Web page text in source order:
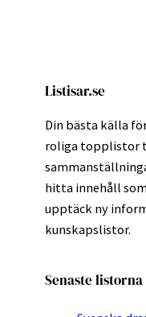
Listisar.se
Din bästa källa
roliga topplistor
hitta innehåll
upptäck ny
kunskapslistor.
Senaste listorna